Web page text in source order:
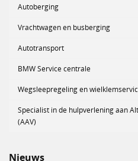
Autoberging
Vrachtwagen en busberging
Autotransport
BMW Service centrale
Wegsleepregeling en
Specialist in de hulpverlening aan
(AAV)
Nieuws